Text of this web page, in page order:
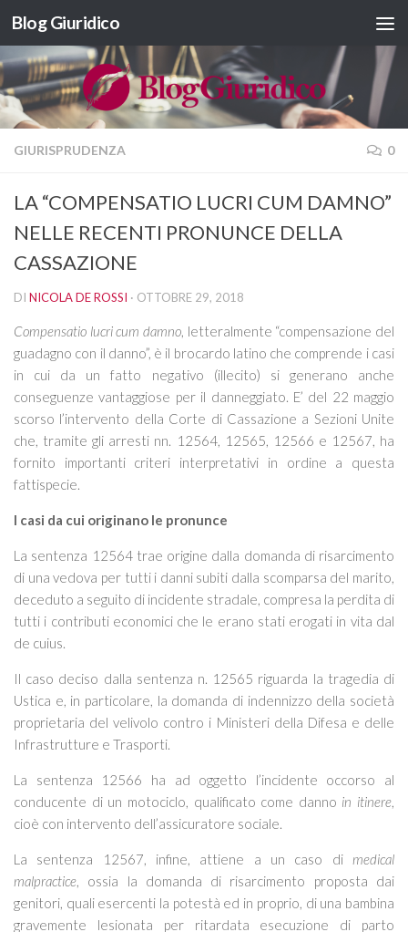
Salta al contenuto
Blog Giuridico
GIURISPRUDENZA 0
LA “COMPENSATIO LUCRI CUM DAMNO”
NELLE RECENTI PRONUNCE DELLA
CASSAZIONE
DI NICOLA DE ROSSI · OTTOBRE 29, 2018
Compensatio lucri cum damno, letteralmente “compensazione del
guadagno con il danno”, è il brocardo latino che comprende i casi
in cui da un fatto negativo (illecito) si generano anche
conseguenze vantaggiose per il danneggiato. E’ del 22 maggio
scorso l’intervento della Corte di Cassazione a Sezioni Unite
che, tramite gli arresti nn. 12564, 12565, 12566 e 12567, ha
fornito importanti criteri interpretativi in ordine a questa
fattispecie.
I casi da cui originano le pronunce
La sentenza 12564 trae origine dalla domanda di risarcimento
di una vedova per tutti i danni subiti dalla scomparsa del marito,
deceduto a seguito di incidente stradale, compresa la perdita di
tutti i contributi economici che le erano stati erogati in vita dal
de cuius.
Il caso deciso dalla sentenza n. 12565 riguarda la tragedia di
Ustica e, in particolare, la domanda di indennizzo della società
proprietaria del velivolo contro i Ministeri della Difesa e delle
Infrastrutture e Trasporti.
La sentenza 12566 ha ad oggetto l’incidente occorso al
conducente di un motociclo, qualificato come danno in itinere,
cioè con intervento dell’assicuratore sociale.
La sentenza 12567, infine, attiene a un caso di medical
malpractice, ossia la domanda di risarcimento proposta dai
genitori, quali esercenti la potestà ed in proprio, di una bambina
gravemente lesionata per ritardata esecuzione di parto